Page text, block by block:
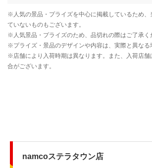
namcoステラタウン店